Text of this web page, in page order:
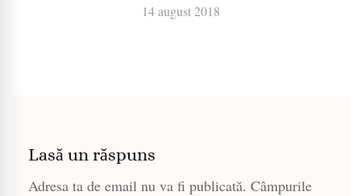
14 august 2018
Lasă un răspuns
Adresa ta de email nu va fi publicată. Câmpurile